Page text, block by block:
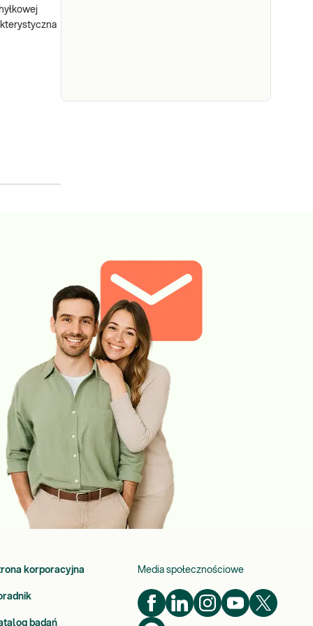
sprawdź PUNKTY
PRZYJAZNE DZIECIOM.
Wskazany: → W
ze strony przewodu
Sprawdź
korporacyjna
badań
Media społecznościowe